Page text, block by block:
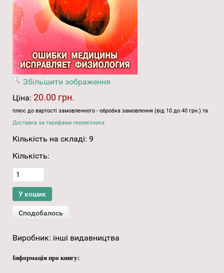
Збільшити зображення
Ціна: 20.00 грн.
плюс до вартості замовленного - обробка замовлення (від 10 до 40 грн.) та
Доставка за тарифами перевізника
Кількість на складі: 9
Кількість:
Виробник: інші видавництва
Інформація про книгу: